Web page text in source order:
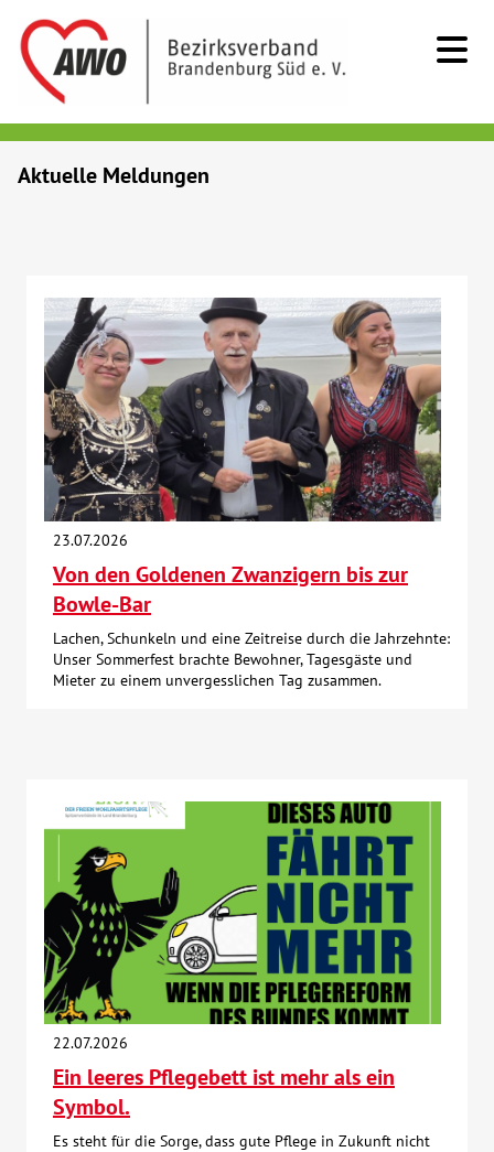
Beratung & Hilfe
Begegnung
Bildung
Über uns
Veranstaltungen
Spenden
Ausbildung
Glossar
Suche
Kontakt
AWO BB Süd
Aktuelle Meldungen
23.07.2026
Von den Goldenen Zwanzigern bis zur
Bowle-Bar
Lachen, Schunkeln und eine Zeitreise durch die Jahrzehnte:
Unser Sommerfest brachte Bewohner, Tagesgäste und
Mieter zu einem unvergesslichen Tag zusammen.
22.07.2026
Ein leeres Pflegebett ist mehr als ein
Symbol.
Es steht für die Sorge, dass gute Pflege in Zukunft nicht